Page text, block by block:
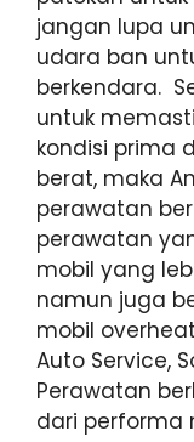
jangan lupa
udara ban
berkendara.
untuk
kondisi prima
berat, maka
perawatan
perawatan
mobil yang
namun juga
mobil
Auto Service,
Perawatan
dari performa